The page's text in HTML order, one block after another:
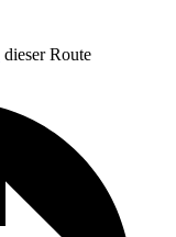
dieser Route